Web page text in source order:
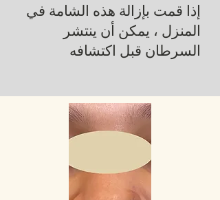
إذا قمت بإزالة هذه الشامة في
المنزل ، يمكن أن ينتشر
السرطان قبل اكتشافه